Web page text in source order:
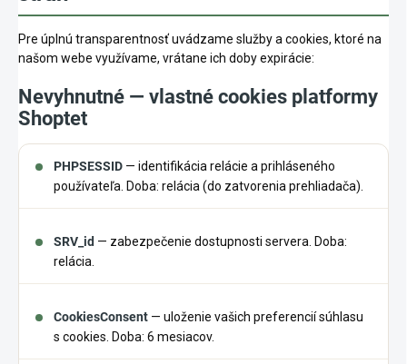
Pre úplnú transparentnosť uvádzame služby a cookies, ktoré na
našom webe využívame, vrátane ich doby expirácie:
Nevyhnutné — vlastné cookies platformy
Shoptet
PHPSESSID — identifikácia relácie a prihláseného
používateľa. Doba: relácia (do zatvorenia prehliadača).
SRV_id — zabezpečenie dostupnosti servera. Doba:
relácia.
CookiesConsent — uloženie vašich preferencií súhlasu
s cookies. Doba: 6 mesiacov.